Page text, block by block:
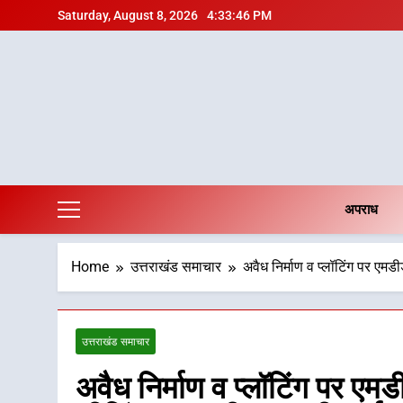
to
Saturday, August 8, 2026 4:33:47 PM
अपराध
Home उत्तराखंड समाचार अवैध निर्माण व प्लॉटिंग पर
उत्तराखंड समाचार
अवैध निर्माण व प्लॉटिंग पर